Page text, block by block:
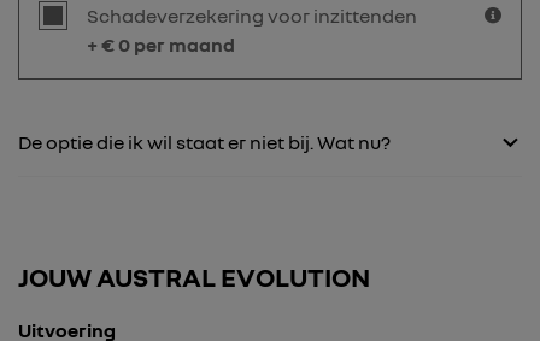
Schadeverzekering voor inzittenden
+ €0 per maand
De optie die ik wil staat er niet bij. Wat nu?
JOUW AUSTRAL EVOLUTION
Uitvoering